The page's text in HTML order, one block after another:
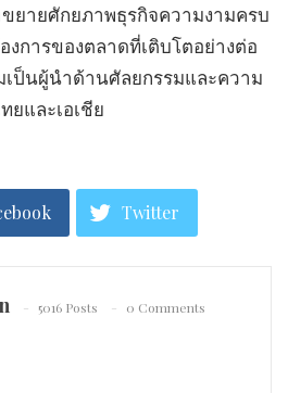
ขยายศักยภาพธุรกิจความงามครบ
งการของตลาดที่เติบโตอย่างต่อ
เป็นผู้นำด้านศัลยกรรมและความ
ยและเอเชีย
Twitter
Pinterest Email
5016 Posts 0 Comments